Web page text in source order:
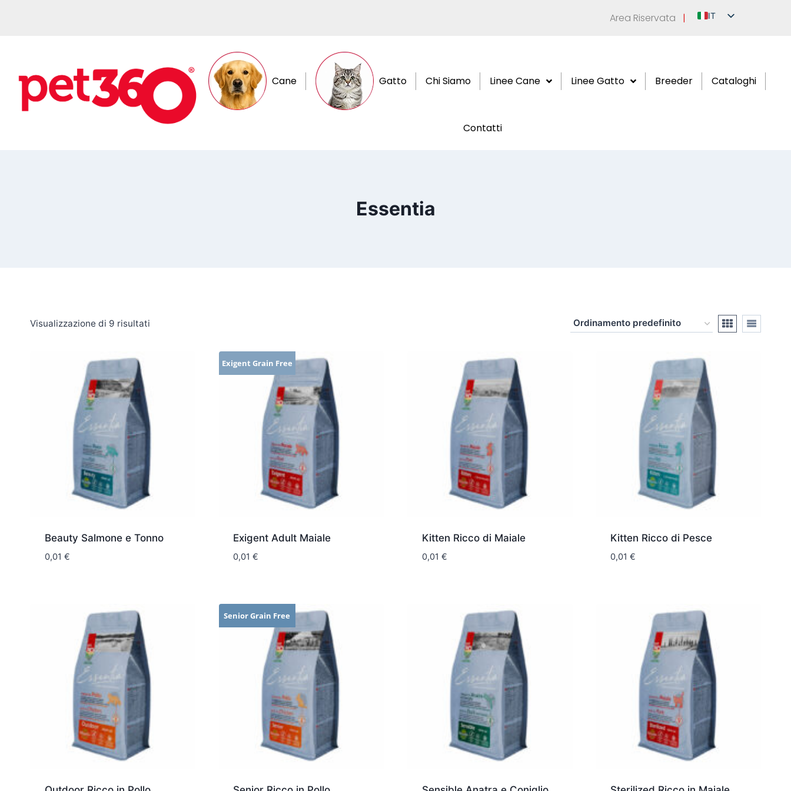
Area Riservata |
IT
Cane Gatto Chi Siamo Linee Cane Linee Gatto Breeder Cataloghi
Contatti
Essentia
Visualizzazione di 9 risultati
Beauty Salmone e Tonno
0,01 €
Exigent Grain Free
Exigent Adult Maiale
0,01 €
Kitten Ricco di Maiale
0,01 €
Kitten Ricco di Pesce
0,01 €
Senior Grain Free